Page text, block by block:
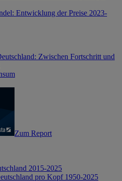
Entwicklung der Preise 2023-
Zwischen Fortschritt und
Zum Report
2015-2025
pro Kopf 1950-2025